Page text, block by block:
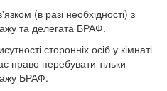
(в разі необхідності) з
та делегата БРАФ.
сторонніх осіб у кімнаті
право перебувати тільки
БРАФ.